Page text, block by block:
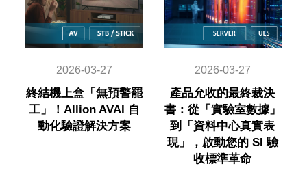
2026-03-27
終結機上盒「無預警罷
工」！Allion AVAI 自
動化驗證解決方案
2026-03-27
產品允收的最終裁決
書：從「實驗室數據」
到「資料中心真實表
現」，啟動您的 SI 驗
收標準革命